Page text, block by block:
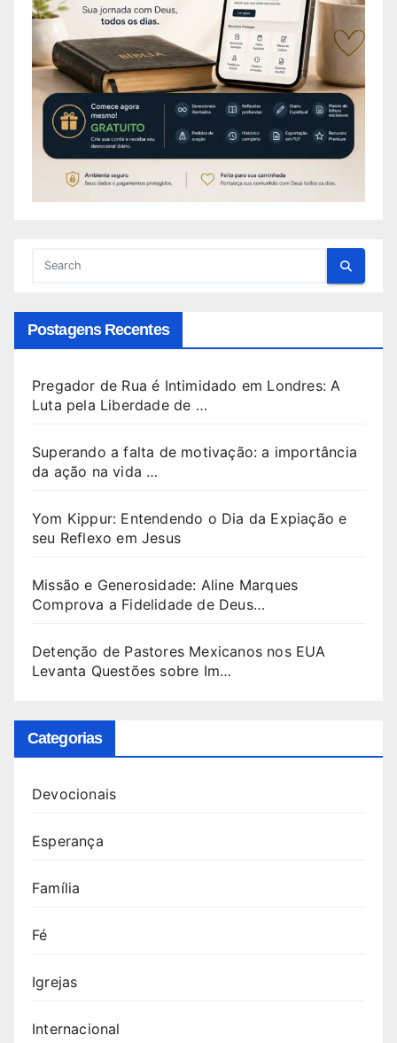
Postagens Recentes
Pregador de Rua é Intimidado em Londres: A
Luta pela Liberdade de …
Superando a falta de motivação: a importância
da ação na vida …
Yom Kippur: Entendendo o Dia da Expiação e
seu Reflexo em Jesus
Missão e Generosidade: Aline Marques
Comprova a Fidelidade de Deus…
Detenção de Pastores Mexicanos nos EUA
Levanta Questões sobre Im…
Categorias
Devocionais
Esperança
Família
Fé
Igrejas
Internacional